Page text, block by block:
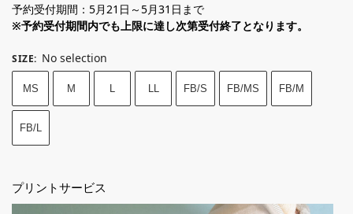
予約受付期間：5月21日～5月31日まで
※予約受付期間内でも上限に達し次第受付終了となります。
SIZE: No selection
MS M FB/S FB/MS FB/M
FB/L
プリントサービス